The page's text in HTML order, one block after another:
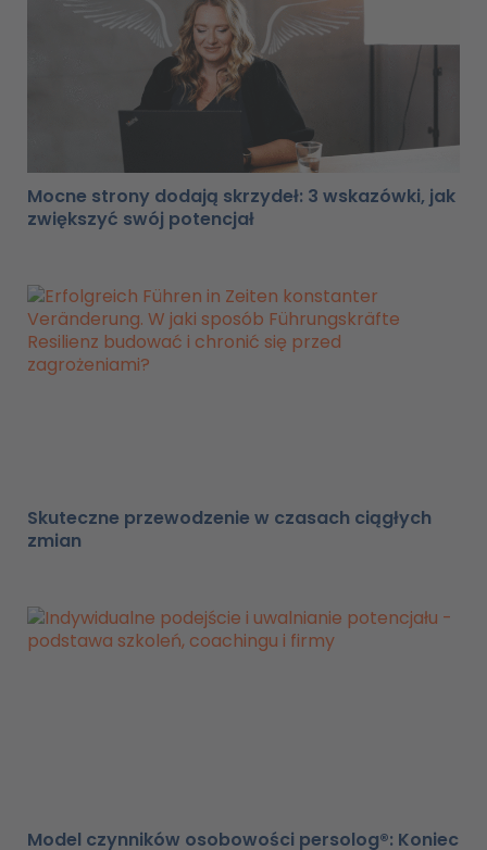
Mocne strony dodają skrzydeł: 3 wskazówki, jak
zwiększyć swój potencjał
Skuteczne przewodzenie w czasach ciągłych
zmian
Model czynników osobowości persolog®: Koniec